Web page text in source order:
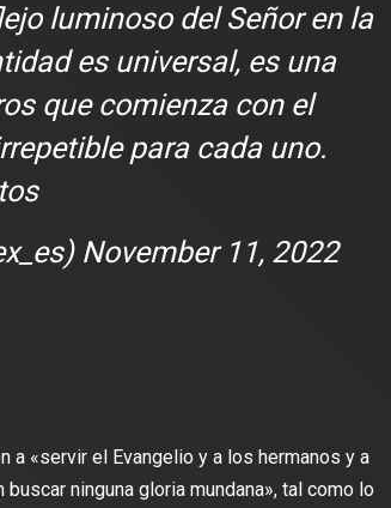
luminoso del Señor en la
es universal, es una
que comienza con el
para cada uno.
November 11, 2022
a «servir el Evangelio y a los hermanos y a
ninguna gloria mundana», tal como lo